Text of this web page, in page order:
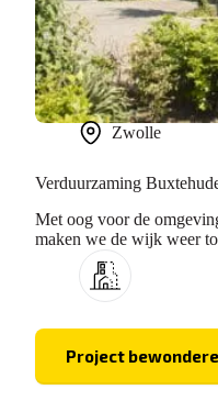
Zwolle
Verduurzaming
Met oog voor de
maken we de wijk weer
natuurinclusief.
Project